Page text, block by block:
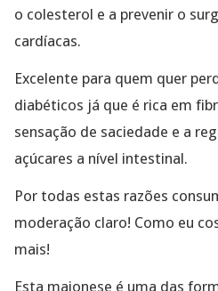
o colesterol e a prevenir o
cardíacas.
Excelente para quem quer
diabéticos já que é rica em
sensação de saciedade e a
açúcares a nível intestinal.
Por todas estas razões
moderação claro! Como eu
mais!
Esta maionese é uma das